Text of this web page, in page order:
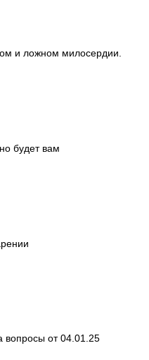
и ложном милосердии.
будет вам
вопросы от 04.01.25